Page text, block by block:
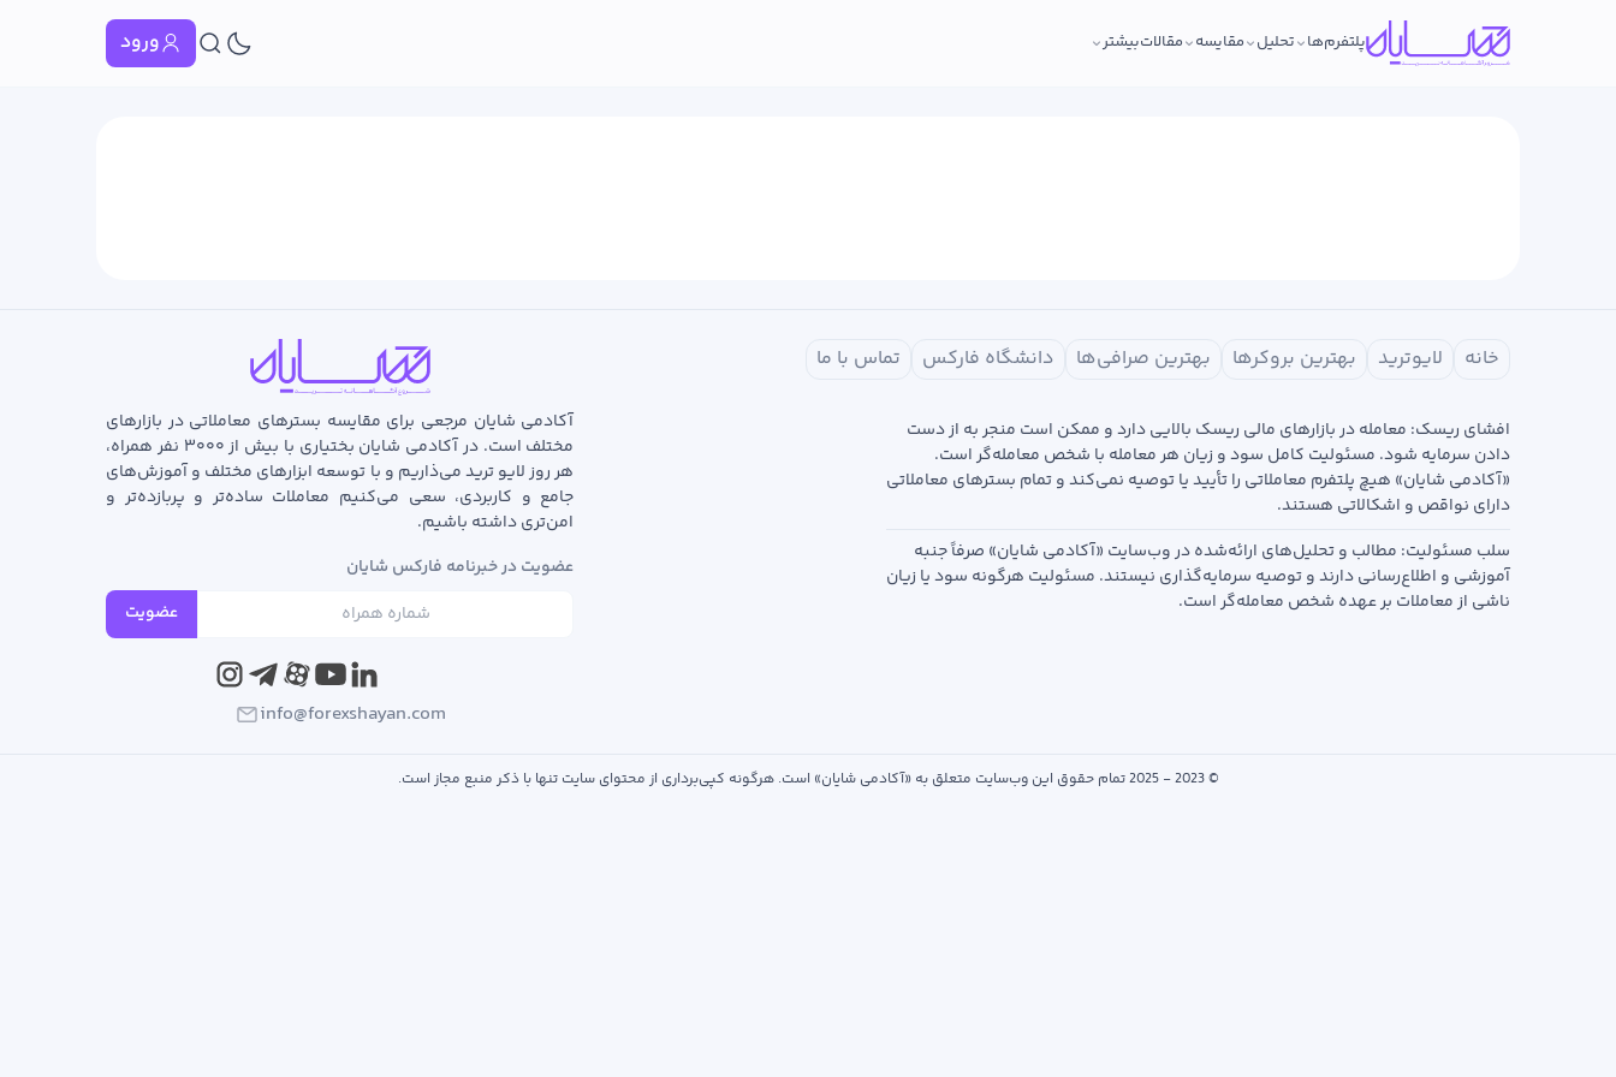
پلتفرم‌ها تحلیل مقایسه مقالاتبیشتر ورود
خانه لایوترید بهترین بروکرها بهترین صرافی‌ها دانشگاه فارکس تماس با ما
افشای ریسک: معامله در بازارهای مالی ریسک بالایی دارد و ممکن است منجر به از دست
دادن سرمایه شود. مسئولیت کامل سود و زیان هر معامله با شخص معامله‌گر است.
«آکادمی شایان» هیچ پلتفرم معاملاتی را تأیید یا توصیه نمی‌کند و تمام بسترهای معاملاتی
دارای نواقص و اشکالاتی هستند.
سلب مسئولیت: مطالب و تحلیل‌های ارائه‌شده در وب‌سایت «آکادمی شایان» صرفاً جنبه
آموزشی و اطلاع‌رسانی دارند و توصیه سرمایه‌گذاری نیستند. مسئولیت هرگونه سود یا زیان
ناشی از معاملات بر عهده شخص معامله‌گر است.
آکادمی شایان مرجعی برای مقایسه بسترهای معاملاتی در بازارهای
مختلف است. در آکادمی شایان بختیاری با بیش از ۳۰۰۰ نفر همراه،
هر روز لایو ترید می‌ذاریم و با توسعه‌ ابزارهای مختلف و آموزش‌های
جامع و کاربردی، سعی می‌کنیم معاملات ساده‌تر و پربازده‌تر و
امن‌تری داشته باشیم.
عضویت در خبرنامه فارکس شایان
عضویت
info@forexshayan.com
© 2023 - 2025 تمام حقوق این وب‌سایت متعلق به «آکادمی شایان» است. هرگونه کپی‌برداری از محتوای سایت تنها با ذکر منبع مجاز است.